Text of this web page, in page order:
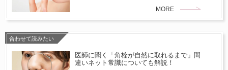
MORE
合わせて読みたい
医師に聞く「角栓が自然に取れるまで」間
違いネット常識についても解説！